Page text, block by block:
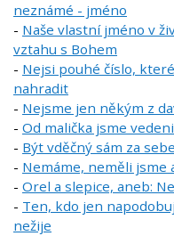
neznámé - jméno
- Naše vlastní jméno v
vztahu s Bohem
- Nejsi pouhé číslo,
nahradit
- Nejsme jen někým z
- Od malička jsme
- Být vděčný sám za
- Nemáme, neměli jsme
- Orel a slepice, aneb:
- Ten, kdo jen
nežije